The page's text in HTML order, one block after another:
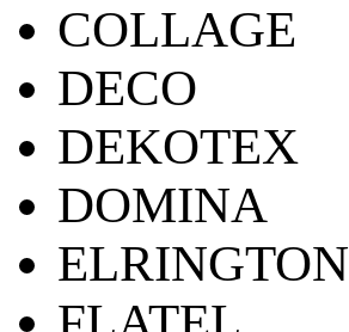
COLLAGE
DECO
DEKOTEX
DOMINA
ELRINGTON